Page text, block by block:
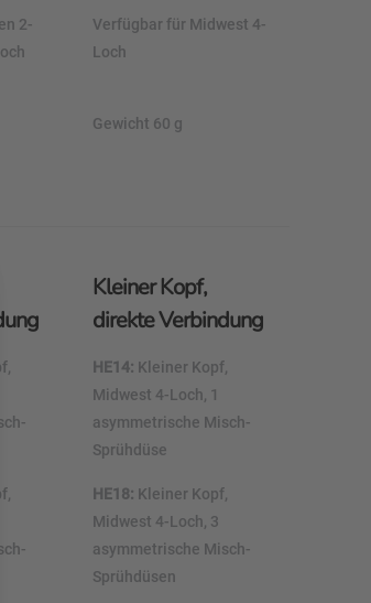
2-
Verfügbar für Midwest 4-
Loch
Gewicht 60 g
Kleiner Kopf,
direkte Verbindung
HE14: Kleiner Kopf,
Midwest 4-Loch, 1
asymmetrische Misch-
Sprühdüse
HE18: Kleiner Kopf,
Midwest 4-Loch, 3
asymmetrische Misch-
Sprühdüsen